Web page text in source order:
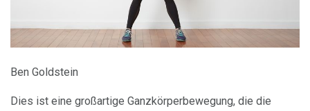
Ben Goldstein
Dies ist eine großartige Ganzkörperbewegung, die die